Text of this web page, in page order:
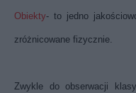
Obiekty- to jedno
zróżnicowane fizycznie.
Zwykle do obserwacji